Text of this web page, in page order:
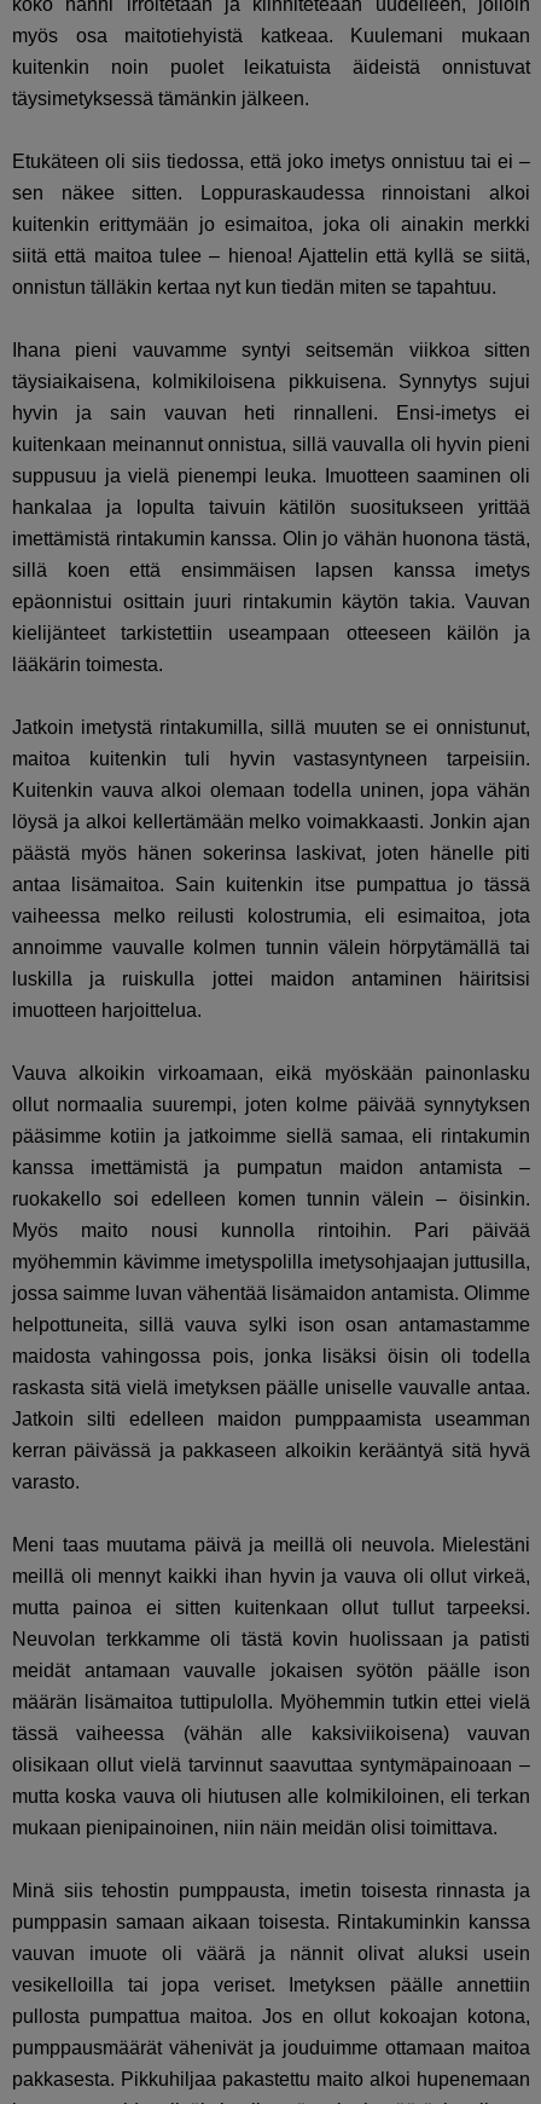
koko nänni irroitetaan ja kiinniteteään uudelleen, jolloin
myös osa maitotiehyistä katkeaa. Kuulemani mukaan
kuitenkin noin puolet leikatuista äideistä onnistuvat
täysimetyksessä tämänkin jälkeen.
Etukäteen oli siis tiedossa, että joko imetys onnistuu tai ei –
sen näkee sitten. Loppuraskaudessa rinnoistani alkoi
kuitenkin erittymään jo esimaitoa, joka oli ainakin merkki
siitä että maitoa tulee – hienoa! Ajattelin että kyllä se siitä,
onnistun tälläkin kertaa nyt kun tiedän miten se tapahtuu.
Ihana pieni vauvamme syntyi seitsemän viikkoa sitten
täysiaikaisena, kolmikiloisena pikkuisena. Synnytys sujui
hyvin ja sain vauvan heti rinnalleni. Ensi-imetys ei
kuitenkaan meinannut onnistua, sillä vauvalla oli hyvin pieni
suppusuu ja vielä pienempi leuka. Imuotteen saaminen oli
hankalaa ja lopulta taivuin kätilön suositukseen yrittää
imettämistä rintakumin kanssa. Olin jo vähän huonona tästä,
sillä koen että ensimmäisen lapsen kanssa imetys
epäonnistui osittain juuri rintakumin käytön takia. Vauvan
kielijänteet tarkistettiin useampaan otteeseen käilön ja
lääkärin toimesta.
Jatkoin imetystä rintakumilla, sillä muuten se ei onnistunut,
maitoa kuitenkin tuli hyvin vastasyntyneen tarpeisiin.
Kuitenkin vauva alkoi olemaan todella uninen, jopa vähän
löysä ja alkoi kellertämään melko voimakkaasti. Jonkin ajan
päästä myös hänen sokerinsa laskivat, joten hänelle piti
antaa lisämaitoa. Sain kuitenkin itse pumpattua jo tässä
vaiheessa melko reilusti kolostrumia, eli esimaitoa, jota
annoimme vauvalle kolmen tunnin välein hörpytämällä tai
luskilla ja ruiskulla jottei maidon antaminen häiritsisi
imuotteen harjoittelua.
Vauva alkoikin virkoamaan, eikä myöskään painonlasku
ollut normaalia suurempi, joten kolme päivää synnytyksen
pääsimme kotiin ja jatkoimme siellä samaa, eli rintakumin
kanssa imettämistä ja pumpatun maidon antamista –
ruokakello soi edelleen komen tunnin välein – öisinkin.
Myös maito nousi kunnolla rintoihin. Pari päivää
myöhemmin kävimme imetyspolilla imetysohjaajan juttusilla,
jossa saimme luvan vähentää lisämaidon antamista. Olimme
helpottuneita, sillä vauva sylki ison osan antamastamme
maidosta vahingossa pois, jonka lisäksi öisin oli todella
raskasta sitä vielä imetyksen päälle uniselle vauvalle antaa.
Jatkoin silti edelleen maidon pumppaamista useamman
kerran päivässä ja pakkaseen alkoikin kerääntyä sitä hyvä
varasto.
Meni taas muutama päivä ja meillä oli neuvola. Mielestäni
meillä oli mennyt kaikki ihan hyvin ja vauva oli ollut virkeä,
mutta painoa ei sitten kuitenkaan ollut tullut tarpeeksi.
Neuvolan terkkamme oli tästä kovin huolissaan ja patisti
meidät antamaan vauvalle jokaisen syötön päälle ison
määrän lisämaitoa tuttipulolla. Myöhemmin tutkin ettei vielä
tässä vaiheessa (vähän alle kaksiviikoisena) vauvan
olisikaan ollut vielä tarvinnut saavuttaa syntymäpainoaan –
mutta koska vauva oli hiutusen alle kolmikiloinen, eli terkan
mukaan pienipainoinen, niin näin meidän olisi toimittava.
Minä siis tehostin pumppausta, imetin toisesta rinnasta ja
pumppasin samaan aikaan toisesta. Rintakuminkin kanssa
vauvan imuote oli väärä ja nännit olivat aluksi usein
vesikelloilla tai jopa veriset. Imetyksen päälle annettiin
pullosta pumpattua maitoa. Jos en ollut kokoajan kotona,
pumppausmäärät vähenivät ja jouduimme ottamaan maitoa
pakkasesta. Pikkuhiljaa pakastettu maito alkoi hupenemaan